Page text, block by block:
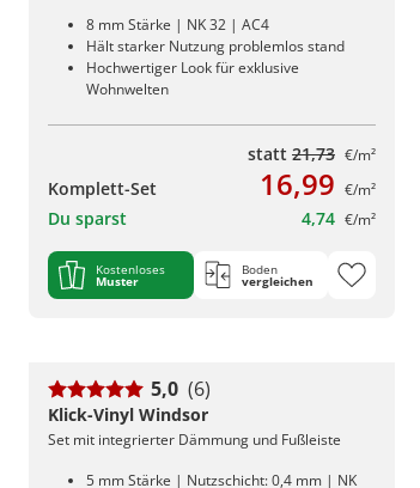
8 mm Stärke | NK 32 | AC4
Hält starker Nutzung problemlos stand
Hochwertiger Look für exklusive
Wohnwelten
statt 21,73 €/m²
Komplett-Set 16,99 €/m²
Du sparst 4,74 €/m²
Kostenloses
Muster
Boden
vergleichen
5,0 (6)
Klick-Vinyl Windsor
Set mit integrierter Dämmung und Fußleiste
5 mm Stärke | Nutzschicht: 0,4 mm | NK